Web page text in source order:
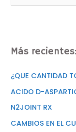
Más recientes:
¿QUE CANTIDAD
ACIDO D-
N2JOINT RX
CAMBIOS EN EL